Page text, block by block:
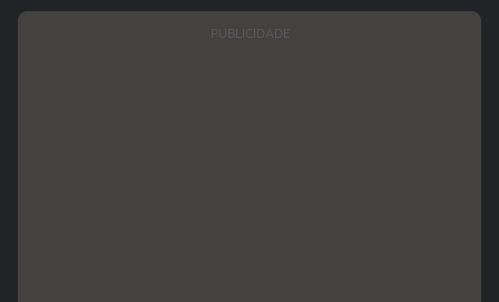
PUBLICIDADE